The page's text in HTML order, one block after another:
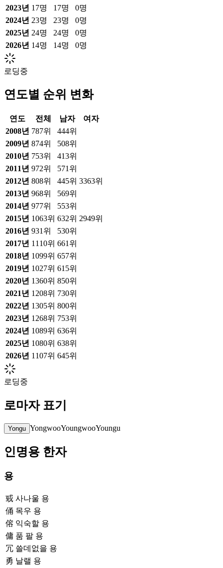
2023년 17명 17명 0명
2024년 23명 23명 0명
2025년 24명 24명 0명
2026년 14명 14명 0명
로딩중
연도별 순위 변화
연도 전체 남자
여자
2008년 787위
444위
2009년 874위
508위
2010년 753위
413위
2011 년 972위
571위
2012년 808위 445위 3363위
2013년 968위
569위
2014년 977위
553위
2015년 1063위 632위 2949위
2016년 931위
530위
2017년 1110위 661위
2018년 1099위 657위
2019년 1027위 615위
2020년 1360위 850위
2021 년 1208위 730위
2022년 1305위 800위
2023년 1268위 753위
2024년 1089위 636위
2025년 1080위 638위
2026년 1107위 645위
로딩중
로마자 표기
Yongu YongwooYoungwooYoungu
인명용 한자
용
㦶 사나울 용
俑 목우 용
傛 익숙할 용
傭 품 팔 용
冗 쓸데없을 용
勇 날랠 용